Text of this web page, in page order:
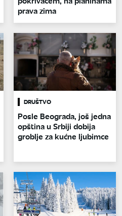
prava zima
DRUŠTVO
Posle Beograda, još jedna
opština u Srbiji dobija
groblje za kućne ljubimce